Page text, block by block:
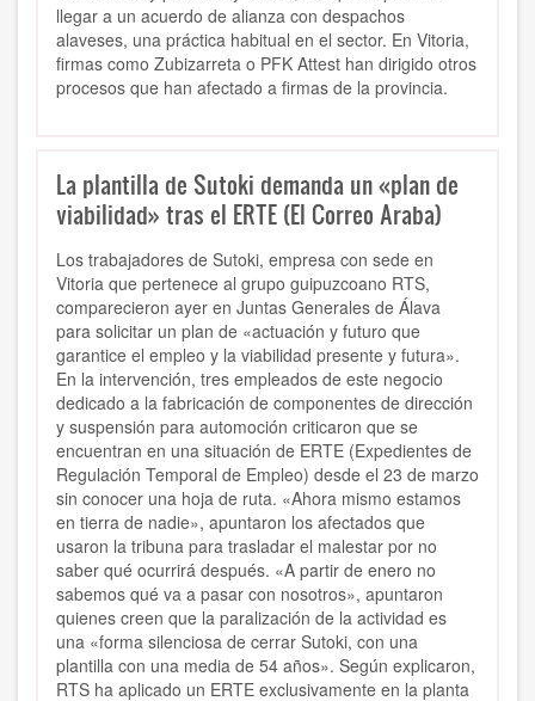
llegar a un acuerdo de alianza con despachos
alaveses, una práctica habitual en el sector. En Vitoria,
firmas como Zubizarreta o PFK Attest han dirigido otros
procesos que han afectado a firmas de la provincia.
La plantilla de Sutoki demanda un «plan de
viabilidad» tras el ERTE (El Correo Araba)
Los trabajadores de Sutoki, empresa con sede en
Vitoria que pertenece al grupo guipuzcoano RTS,
comparecieron ayer en Juntas Generales de Álava
para solicitar un plan de «actuación y futuro que
garantice el empleo y la viabilidad presente y futura».
En la intervención, tres empleados de este negocio
dedicado a la fabricación de componentes de dirección
y suspensión para automoción criticaron que se
encuentran en una situación de ERTE (Expedientes de
Regulación Temporal de Empleo) desde el 23 de marzo
sin conocer una hoja de ruta. «Ahora mismo estamos
en tierra de nadie», apuntaron los afectados que
usaron la tribuna para trasladar el malestar por no
saber qué ocurrirá después. «A partir de enero no
sabemos qué va a pasar con nosotros», apuntaron
quienes creen que la paralización de la actividad es
una «forma silenciosa de cerrar Sutoki, con una
plantilla con una media de 54 años». Según explicaron,
RTS ha aplicado un ERTE exclusivamente en la planta